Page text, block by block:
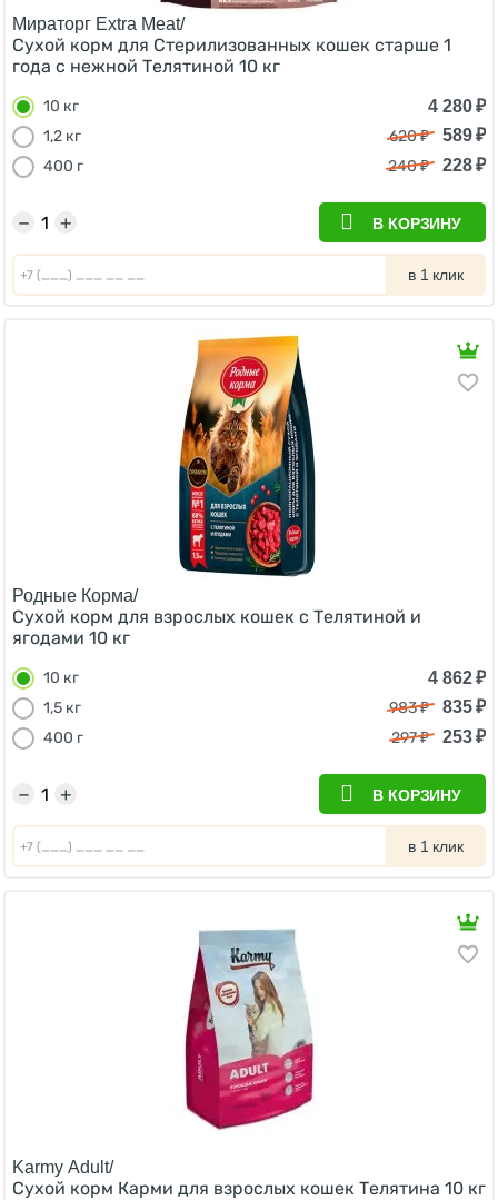
Мираторг Extra Meat/
Сухой корм для Стерилизованных кошек старше 1
года c нежной Телятиной 10 кг
10 кг 4 280₽
1,2 кг
620₽ 589₽
400 г
240₽ 228₽
+
− В КОРЗИНУ
в 1 клик
Родные Корма/
Сухой корм для взрослых кошек с Телятиной и
ягодами 10 кг
10 кг 4 862₽
1,5 кг
983₽ 835₽
400 г
297₽ 253₽
+
− В КОРЗИНУ
в 1 клик
Karmy Adult/
Сухой корм Карми для взрослых кошек Телятина 10 кг